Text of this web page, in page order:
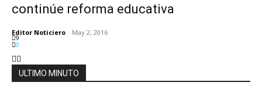
continúe reforma educativa
Editor Noticiero - May 2, 2016
9
0
ULTIMO MINUTO